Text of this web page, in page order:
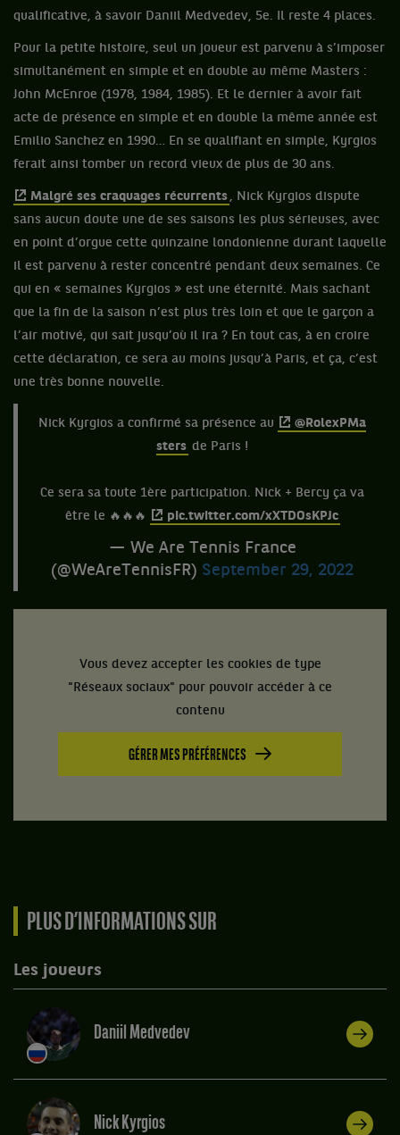
qualificative, à savoir Daniil Medvedev, 5e. Il reste 4 places.
Pour la petite histoire, seul un joueur est parvenu à s’imposer
simultanément en simple et en double au même Masters :
John McEnroe (1978, 1984, 1985). Et le dernier à avoir fait
acte de présence en simple et en double la même année est
Emilio Sanchez en 1990… En se qualifiant en simple, Kyrgios
ferait ainsi tomber un record vieux de plus de 30 ans.
Malgré ses craquages récurrents, Nick Kyrgios dispute
sans aucun doute une de ses saisons les plus sérieuses, avec
en point d’orgue cette quinzaine londonienne durant laquelle
il est parvenu à rester concentré pendant deux semaines. Ce
qui en « semaines Kyrgios » est une éternité. Mais sachant
que la fin de la saison n’est plus très loin et que le garçon a
l’air motivé, qui sait jusqu’où il ira ? En tout cas, à en croire
cette déclaration, ce sera au moins jusqu’à Paris, et ça, c’est
une très bonne nouvelle.
Nick Kyrgios a confirmé sa présence au
@RolexPMa
sters de Paris !
Ce sera sa toute 1ère participation. Nick + Bercy ça va
être le 🔥🔥🔥
pic.twitter.com/xXTDOsKPJc
— We Are Tennis France
(@WeAreTennisFR) September 29, 2022
Vous devez accepter les cookies de type
"Réseaux sociaux" pour pouvoir accéder à ce
contenu
GÉRER MES PRÉFÉRENCES
PLUS D’INFORMATIONS SUR
Les joueurs
Daniil Medvedev
Nick Kyrgios